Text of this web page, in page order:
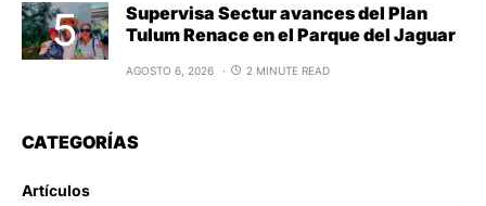
Supervisa Sectur avances del Plan
Tulum Renace en el Parque del Jaguar
AGOSTO 6, 2026 2 MINUTE READ
CATEGORÍAS
Artículos